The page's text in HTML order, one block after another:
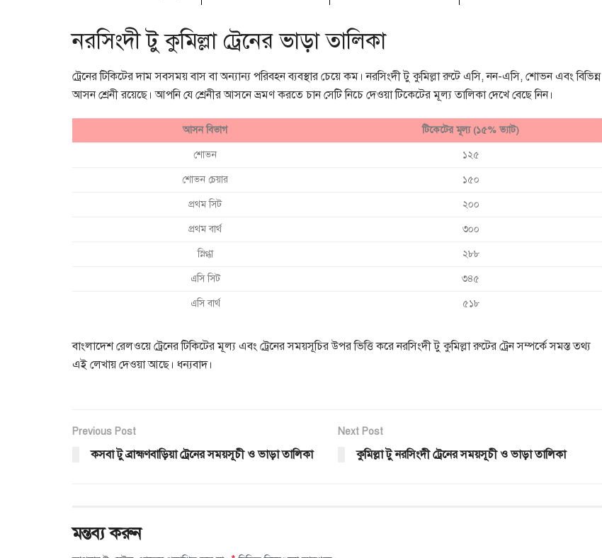
নরসিংদী টু কুমিল্লা ট্রেনের ভাড়া তালিকা
ট্রেনের টিকিটের দাম সবসময় বাস বা অন্যান্য পরিবহন ব্যবস্থার চেয়ে কম। নরসিংদী টু কুমিল্লা রুটে এসি, নন-এসি, শোভন এবং বিভিন্ন
আসন শ্রেনী রয়েছে। আপনি যে শ্রেনীর আসনে ভ্রমণ করতে চান সেটি নিচে দেওয়া টিকেটের মূল্য তালিকা দেখে বেছে নিন।
আসন বিভাগ টিকেটের মূল্য (১৫% ভ্যাট)
শোভন ১২৫
শোভন চেয়ার ১৫০
প্রথম সিট ২০০
প্রথম বার্থ ৩০০
স্নিগ্ধা ২৮৮
এসি সিট ৩৪৫
এসি বার্থ ৫১৮
বাংলাদেশ রেলওয়ে ট্রেনের টিকিটের মূল্য এবং ট্রেনের সময়সূচির উপর ভিত্তি করে নরসিংদী টু কুমিল্লা রুটের ট্রেন সম্পর্কে সমস্ত তথ্য
এই লেখায় দেওয়া আছে। ধন্যবাদ।
Previous Post
কসবা টু ব্রাহ্মণবাড়িয়া ট্রেনের সময়সূচী ও ভাড়া তালিকা
Next Post
কুমিল্লা টু নরসিংদী ট্রেনের সময়সূচী ও ভাড়া তালিকা
মন্তব্য করুন